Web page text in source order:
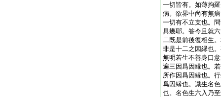
一切皆有。如薄拘
病。欲界中尚有無
一切有不立支也。
具幾耶。答今且就
二既是前後復相生
非是十二之因縁也
無明若生不善身口
遍三因爲因縁也。
所作因爲因縁也。
爲因縁也。識生名
也。名色生六入乃